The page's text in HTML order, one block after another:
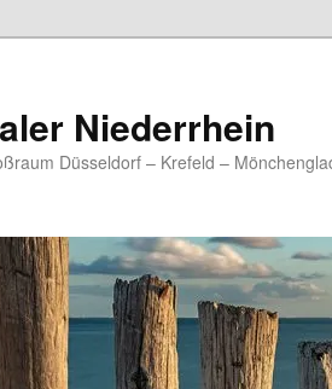
Niederrhein
Düsseldorf – Krefeld –